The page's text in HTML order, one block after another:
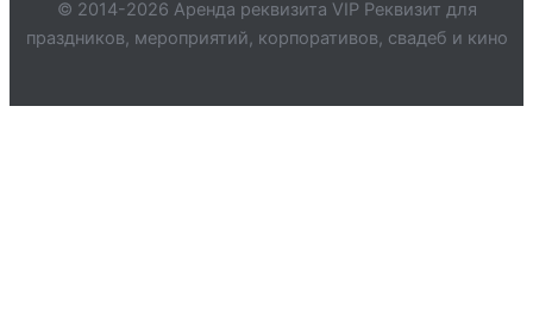
© 2014-2026 Аренда реквизита VIP Реквизит для
праздников, мероприятий, корпоративов, свадеб и кино